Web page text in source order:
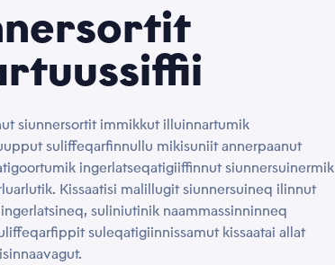
siunnersortit immikkut illuinnartumik
suliffeqarfinnullu mikisuniit annerpaanut
ingerlatseqatigiiffinnut siunnersuinermik
Kissaatisi malillugit siunnersuineq ilinnut
suliniutinik naammassinninneq
suleqatigiinnissamut kissaatai allat